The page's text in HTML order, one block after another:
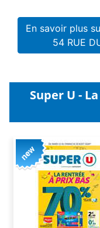
En savoir plus
54 RUE
Super U -